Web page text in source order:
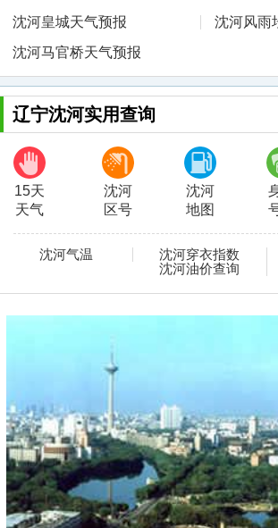
沈河皇城天气预报
沈河风雨
沈河马官桥天气预报
辽宁沈河实用查询
15天
天气
沈河
区号
沈河
地图
沈河气温 沈河穿衣指数
沈河油价查询